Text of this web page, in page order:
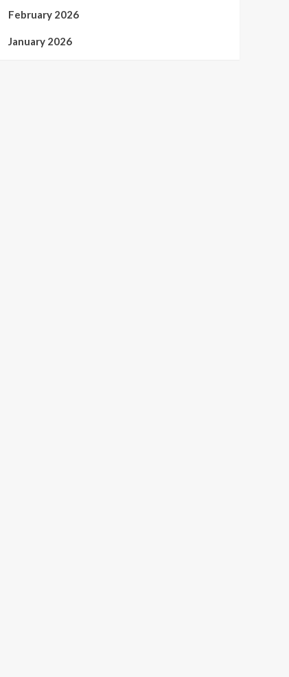
February 2026
January 2026